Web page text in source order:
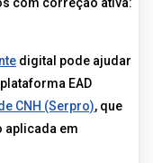
digital pode ajudar
EAD
CNH (Serpro), que
aplicada em